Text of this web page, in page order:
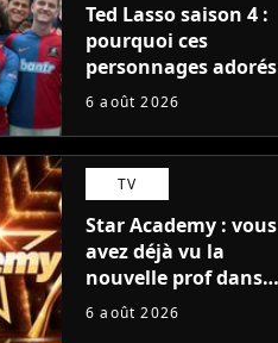
Ted Lasso saison 4 :
pourquoi ces
personnages adorés
des fans ne sont pas
6 août 2026
TV
Star Academy : vous
avez déjà vu la
nouvelle prof dans
The Voice et aux
6 août 2026